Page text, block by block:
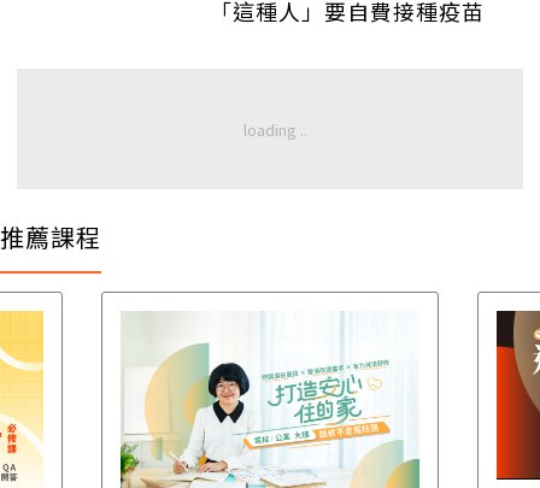
「這種人」要自費接種疫苗
推薦課程